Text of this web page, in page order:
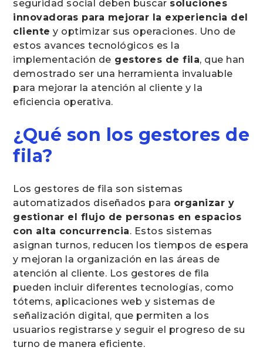
seguridad social deben buscar soluciones
innovadoras para mejorar la experiencia del
cliente y optimizar sus operaciones. Uno de
estos avances tecnológicos es la
implementación de gestores de fila, que han
demostrado ser una herramienta invaluable
para mejorar la atención al cliente y la
eficiencia operativa.
¿Qué son los gestores de
fila?
Los gestores de fila son sistemas
automatizados diseñados para organizar y
gestionar el flujo de personas en espacios
con alta concurrencia. Estos sistemas
asignan turnos, reducen los tiempos de espera
y mejoran la organización en las áreas de
atención al cliente. Los gestores de fila
pueden incluir diferentes tecnologías, como
tótems, aplicaciones web y sistemas de
señalización digital, que permiten a los
usuarios registrarse y seguir el progreso de su
turno de manera eficiente.